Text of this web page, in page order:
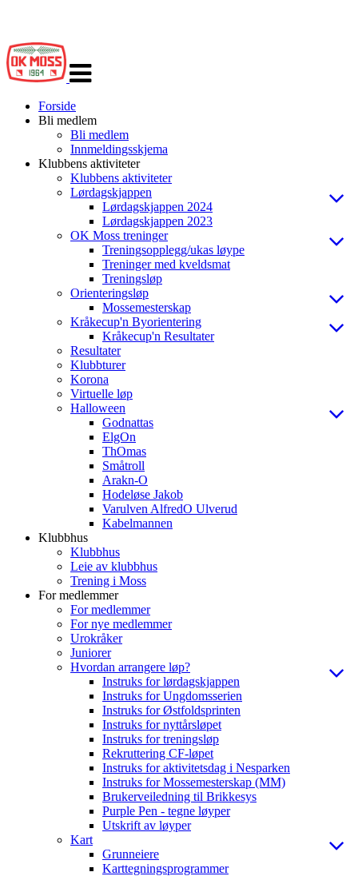
navigasjon
Forside
Bli medlem
Bli medlem
Innmeldingsskjema
Klubbens aktiviteter
Klubbens aktiviteter
Lørdagskjappen
Lørdagskjappen 2024
Lørdagskjappen 2023
OK Moss treninger
Treningsopplegg/ukas løype
Treninger med kveldsmat
Treningsløp
Orienteringsløp
Mossemesterskap
Kråkecup'n Byorientering
Kråkecup'n Resultater
Resultater
Klubbturer
Korona
Virtuelle løp
Halloween
Godnattas
ElgOn
ThOmas
Småtroll
Arakn-O
Hodeløse Jakob
Varulven AlfredO Ulverud
Kabelmannen
Klubbhus
Klubbhus
Leie av klubbhus
Trening i Moss
For medlemmer
For medlemmer
For nye medlemmer
Urokråker
Juniorer
Hvordan arrangere løp?
Instruks for lørdagskjappen
Instruks for Ungdomsserien
Instruks for Østfoldsprinten
Instruks for nyttårsløpet
Instruks for treningsløp
Rekruttering CF-løpet
Instruks for aktivitetsdag i Nesparken
Instruks for Mossemesterskap (MM)
Brukerveiledning til Brikkesys
Purple Pen - tegne løyper
Utskrift av løyper
Kart
Grunneiere
Karttegningsprogrammer